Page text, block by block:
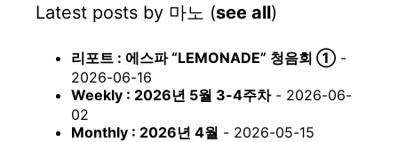
Latest posts by 마노 (see all)
리포트 : 에스파 “LEMONADE” 청음회 ① -
2026-06-16
Weekly : 2026년 5월 3-4주차- 2026-06-
02
Monthly : 2026년 4월 - 2026-05-15